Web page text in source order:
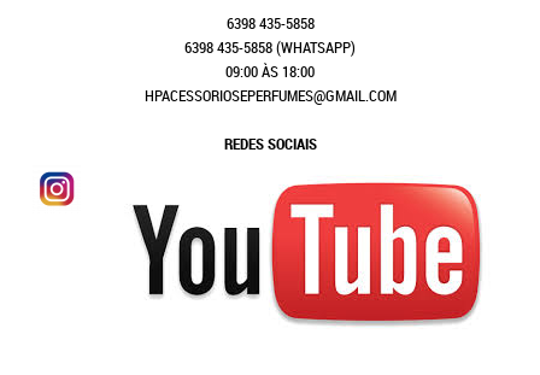
6398435-5858
6398435-5858(WHATSAPP)
09:00 ÀS 18:00
HPACESSORIOSEPERFUMES@GMAIL.COM
REDES SOCIAIS